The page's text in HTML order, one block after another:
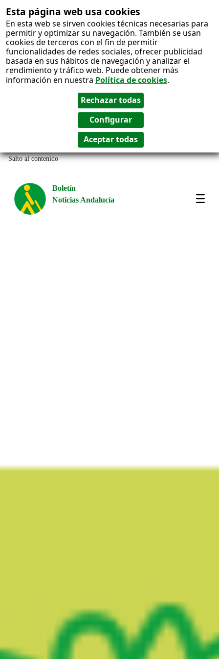
Esta página web usa cookies
En esta web se sirven cookies técnicas necesarias para
permitir y optimizar su navegación. También se usan
cookies de terceros con el fin de permitir
funcionalidades de redes sociales, ofrecer publicidad
basada en sus hábitos de navegación y analizar el
rendimiento y tráfico web. Puede obtener más
información en nuestra Política de cookies.
Salto al contenido
Boletín
Noticias Andalucía